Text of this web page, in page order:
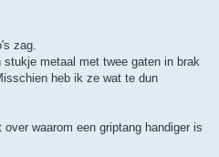
zag.
metaal met twee gaten in brak
heb ik ze wat te dun
waarom een griptang handiger is